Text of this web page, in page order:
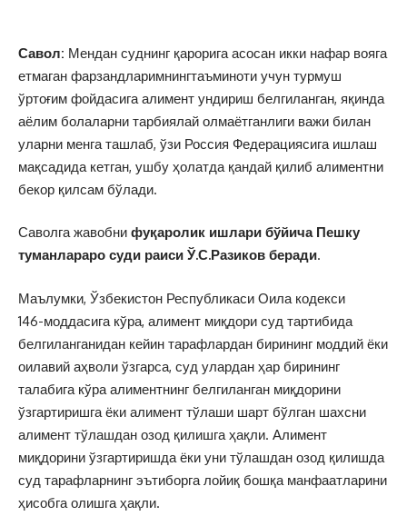
Савол: Мендан суднинг қарорига асосан икки нафар вояга
етмаган фарзандларимнингтаъминоти учун турмуш
ўртоғим фойдасига алимент ундириш белгиланган, яқинда
аёлим болаларни тарбиялай олмаётганлиги важи билан
уларни менга ташлаб, ўзи Россия Федерациясига ишлаш
мақсадида кетган, ушбу ҳолатда қандай қилиб алиментни
бекор қилсам бўлади.
Саволга жавобни фуқаролик ишлари бўйича Пешку
туманлараро суди раиси Ў.С.Разиков беради.
Маълумки, Ўзбекистон Республикаси Оила кодекси
146-моддасига кўра, алимент миқдори суд тартибида
белгиланганидан кейин тарафлардан бирининг моддий ёки
оилавий аҳволи ўзгарса, суд улардан ҳар бирининг
талабига кўра алиментнинг белгиланган миқдорини
ўзгартиришга ёки алимент тўлаши шарт бўлган шахсни
алимент тўлашдан озод қилишга ҳақли. Алимент
миқдорини ўзгартиришда ёки уни тўлашдан озод қилишда
суд тарафларнинг эътиборга лойиқ бошқа манфаатларини
ҳисобга олишга ҳақли.